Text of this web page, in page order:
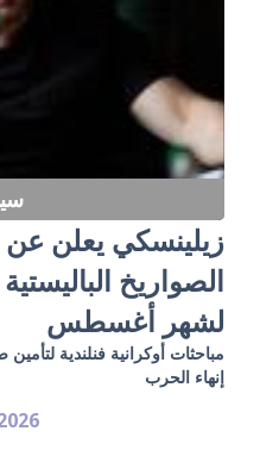
زيلينسكي يعلن
الصواريخ
لشهر أغسطس
مباحثات أوكرانية فنلندية
إنهاء الحرب